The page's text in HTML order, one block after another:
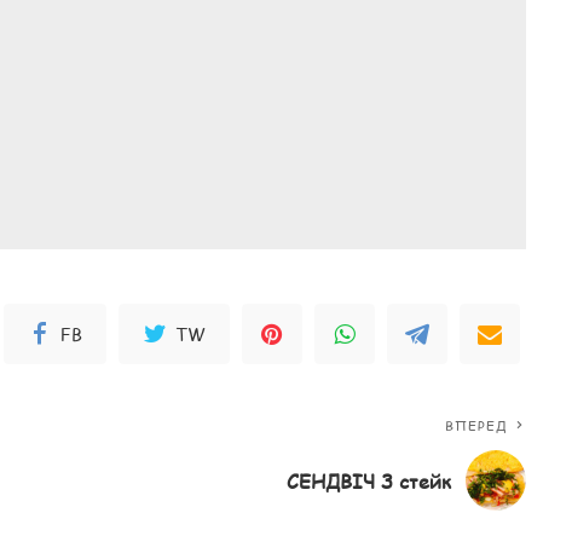
FB TW
ВПЕРЕД
СЕНДВІЧ З стейк